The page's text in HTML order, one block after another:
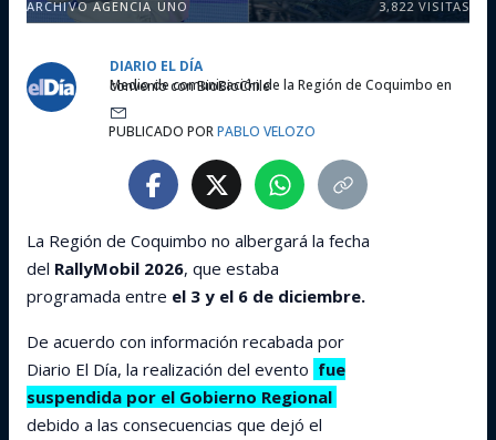
ARCHIVO AGENCIA UNO 3,822 VISITAS
DIARIO EL DÍA
Medio de comunicación de la Región de Coquimbo en convenio con BioBioChile
PUBLICADO PORPABLO VELOZO
La Región de Coquimbo no albergará la fecha
del RallyMobil 2026, que estaba
programada entre el 3 y el 6 de diciembre.
De acuerdo con información recabada por
Diario El Día, la realización del evento fue
suspendida por el Gobierno Regional
debido a las consecuencias que dejó el